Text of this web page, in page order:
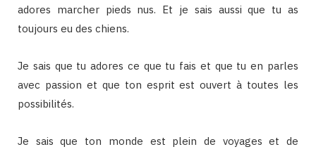
adores marcher pieds nus. Et je sais aussi que tu as
toujours eu des chiens.
Je sais que tu adores ce que tu fais et que tu en parles
avec passion et que ton esprit est ouvert à toutes les
possibilités.
Je sais que ton monde est plein de voyages et de